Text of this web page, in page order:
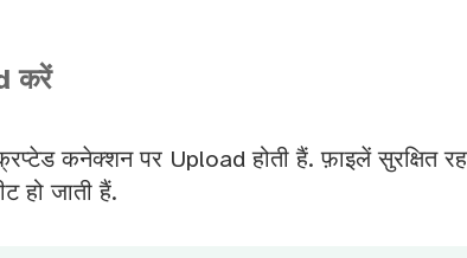
करें
कनेक्शन पर Upload होती हैं. फ़ाइलें सुरक्षित
हो जाती हैं.